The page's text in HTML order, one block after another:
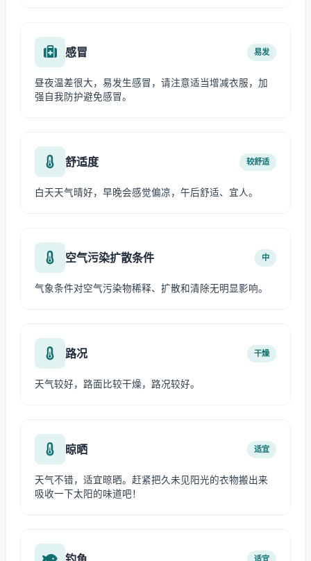
感冒 易发
昼夜温差很大，易发生感冒，请注意适当增减衣服，加
强自我防护避免感冒。
舒适度 较舒适
白天天气晴好，早晚会感觉偏凉，午后舒适、宜人。
空气污染扩散条件 中
气象条件对空气污染物稀释、扩散和清除无明显影响。
路况 干燥
天气较好，路面比较干燥，路况较好。
晾晒 适宜
天气不错，适宜晾晒。赶紧把久未见阳光的衣物搬出来
吸收一下太阳的味道吧！
适宜